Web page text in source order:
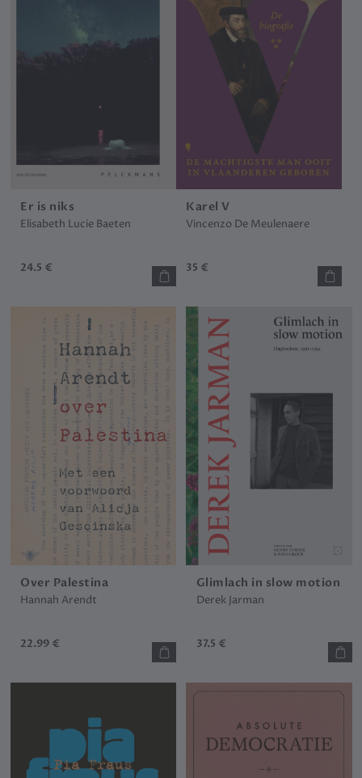
Er is niks
Elisabeth Lucie Baeten
24.5 €
Karel V
Vincenzo De Meulenaere
35 €
Over Palestina
Hannah Arendt
22.99 €
Glimlach in slow motion
Derek Jarman
37.5 €